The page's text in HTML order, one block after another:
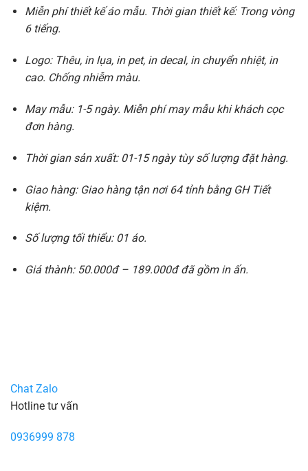
Miễn phí thiết kế áo mẫu. Thời gian thiết kế: Trong vòng
6 tiếng.
Logo: Thêu, in lụa, in pet, in decal, in chuyển nhiệt, in
cao. Chống nhiễm màu.
May mẫu: 1-5 ngày. Miễn phí may mẫu khi khách cọc
đơn hàng.
Thời gian sản xuất: 01-15 ngày tùy số lượng đặt hàng.
Giao hàng: Giao hàng tận nơi 64 tỉnh bằng GH Tiết
kiệm.
Số lượng tối thiểu: 01 áo.
Giá thành: 50.000đ – 189.000đ đã gồm in ấn.
Chat Zalo
Hotline tư vấn
0936999 878